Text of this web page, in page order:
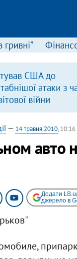
гривні”
США до
атаки з
війни
— 14 травня 2010, 10:16
авто
Додати
джерело в